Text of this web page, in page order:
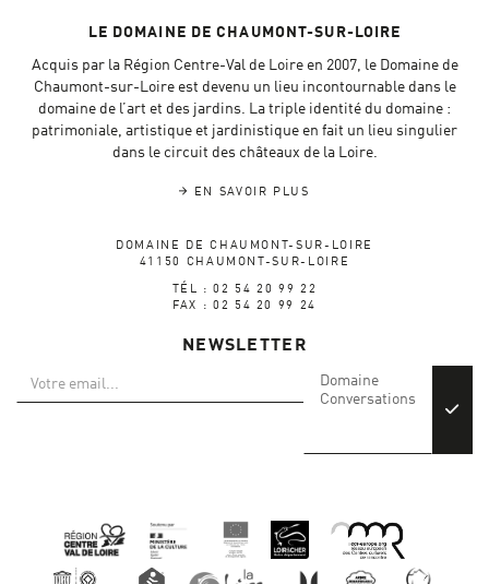
LE DOMAINE DE CHAUMONT-SUR-LOIRE
Acquis par la Région Centre-Val de Loire en 2007, le Domaine de
Chaumont-sur-Loire est devenu un lieu incontournable dans le
domaine de l’art et des jardins. La triple identité du domaine :
patrimoniale, artistique et jardinistique en fait un lieu singulier
dans le circuit des châteaux de la Loire.
EN SAVOIR PLUS
DOMAINE DE CHAUMONT-SUR-LOIRE
41150 CHAUMONT-SUR-LOIRE
TÉL : 02 54 20 99 22
FAX : 02 54 20 99 24
NEWSLETTER